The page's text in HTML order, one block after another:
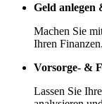
Geld anlegen
Machen Sie
Ihren Finanzen.
Vorsorge- &
Lassen Sie